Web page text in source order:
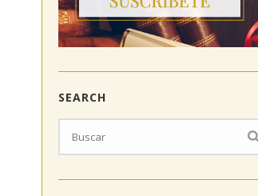
SEARCH